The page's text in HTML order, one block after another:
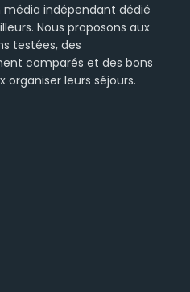
média indépendant dédié
Nous proposons aux
testées, des
comparés et des bons
leurs séjours.